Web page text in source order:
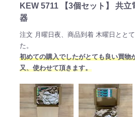
KEW 5711 【3個セット】 共
器
注文 月曜日夜、商品到着 木曜日とと
た。
初めての購入でしたがとても良い買物
又、使わせて頂きます。